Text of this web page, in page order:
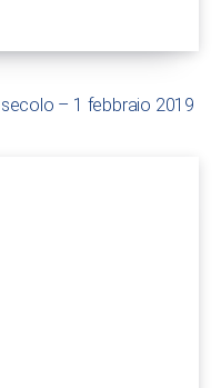
– 1 febbraio 2019